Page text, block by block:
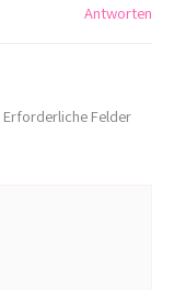
Antworten
Erforderliche Felder